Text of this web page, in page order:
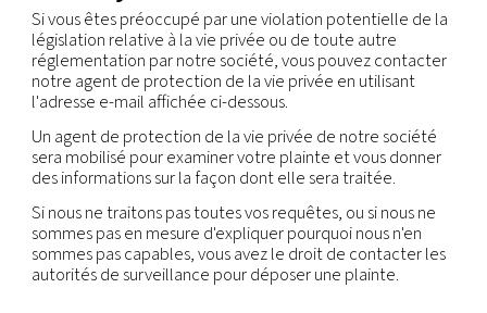
La portabilité des données désigne la disposition
informations personnelles dans un cadre
couramment utilisé et sous forme lisible par
qu'elles puissent être transférées facilement à
société. Le droit à la portabilité des données est
des restrictions ; par exemple, la portabilité des
ne s'applique pas aux données sur papier et ne
porter atteinte aux droits d'autrui ou à des
sensibles de l'entreprise.
Vous avez le droit de ne pas être soumis à des
fondées uniquement sur la prise de décision